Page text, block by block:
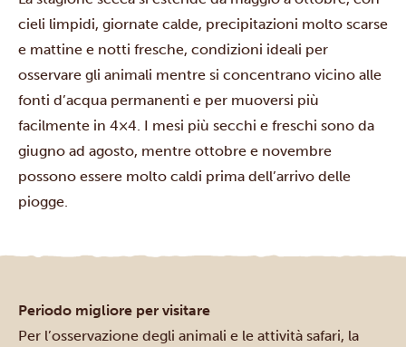
cieli limpidi, giornate calde, precipitazioni molto scarse
e mattine e notti fresche, condizioni ideali per
osservare gli animali mentre si concentrano vicino alle
fonti d’acqua permanenti e per muoversi più
facilmente in 4×4. I mesi più secchi e freschi sono da
giugno ad agosto, mentre ottobre e novembre
possono essere molto caldi prima dell’arrivo delle
piogge.
Periodo migliore per visitare
Per l’osservazione degli animali e le attività safari, la